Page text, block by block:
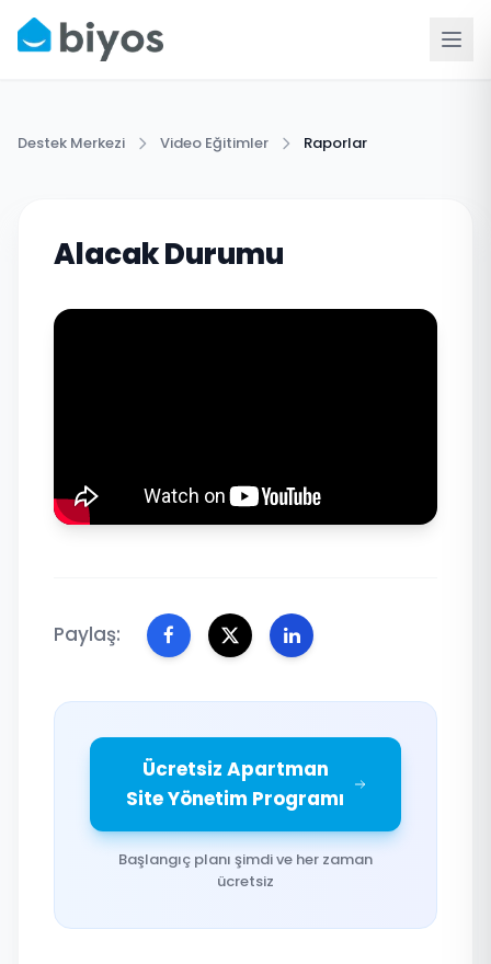
Destek Merkezi Video Eğitimler Raporlar
Alacak Durumu
Paylaş:
Ücretsiz Apartman
Site Yönetim Programı
Başlangıç planı şimdi ve her zaman
ücretsiz